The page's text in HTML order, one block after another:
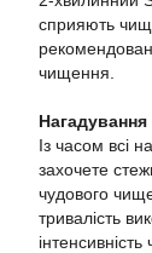
сприяють
чищення.
Із часом всі
захочете
чудового
тривалість